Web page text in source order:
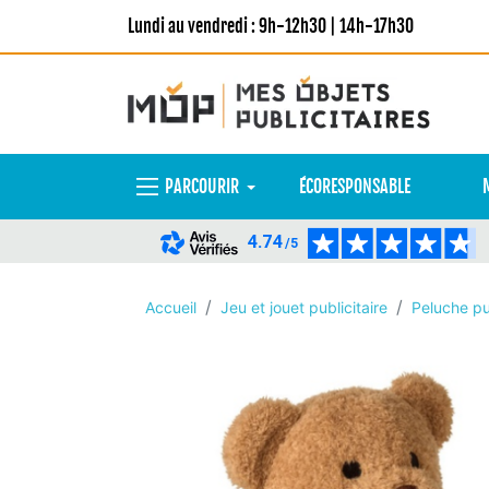
Lundi au vendredi : 9h-12h30 | 14h-17h30
PARCOURIR ÉCORESPONSABLE
4.74/5
Accueil Jeu et jouet publicitaire Peluche